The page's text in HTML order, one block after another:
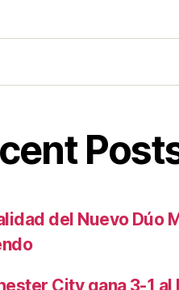
del Nuevo Dúo
City gana 3-1